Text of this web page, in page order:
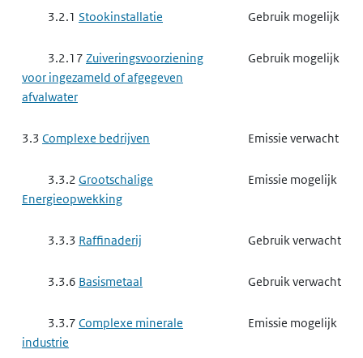
3.2.1 Stookinstallatie Gebruik mogelijk
3.2.17 Zuiveringsvoorziening
voor ingezameld of afgegeven
afvalwater
Gebruik mogelijk
3.3 Complexe bedrijven Emissie verwacht
3.3.2 Grootschalige
Energieopwekking
Emissie mogelijk
3.3.3 Raffinaderij Gebruik verwacht
3.3.6 Basismetaal Gebruik verwacht
3.3.7 Complexe minerale
industrie
Emissie mogelijk